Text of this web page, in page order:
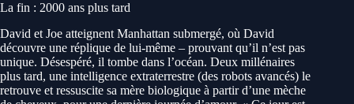
La fin : 2000 ans plus tard
David et Joe atteignent Manhattan submergé, où David
découvre une réplique de lui-même – prouvant qu’il n’est pas
unique. Désespéré, il tombe dans l’océan. Deux millénaires
plus tard, une intelligence extraterrestre (des robots avancés) le
retrouve et ressuscite sa mère biologique à partir d’une mèche